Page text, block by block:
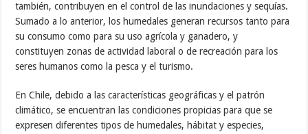
también, contribuyen en el control de las inundaciones y sequías.
Sumado a lo anterior, los humedales generan recursos tanto para
su consumo como para su uso agrícola y ganadero, y
constituyen zonas de actividad laboral o de recreación para los
seres humanos como la pesca y el turismo.
En Chile, debido a las características geográficas y el patrón
climático, se encuentran las condiciones propicias para que se
expresen diferentes tipos de humedales, hábitat y especies,